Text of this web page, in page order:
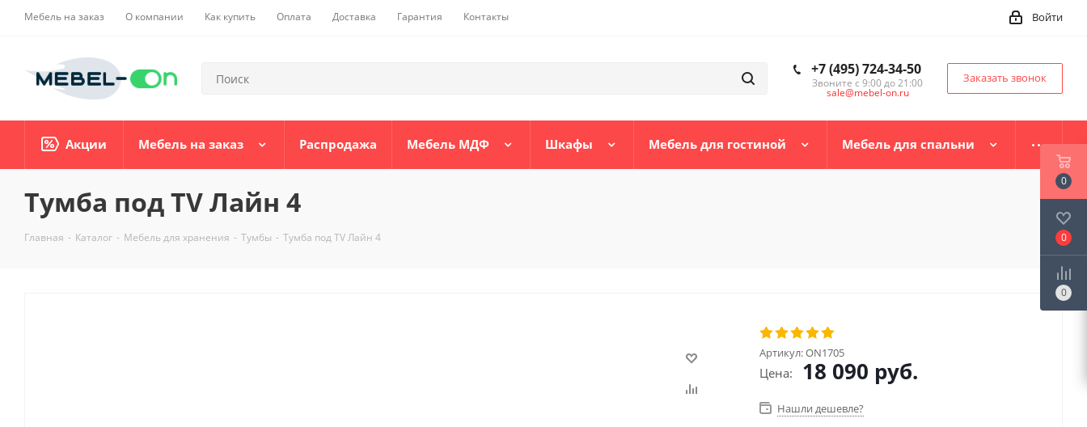
Мебель на заказ О компании Как купить Оплата Доставка Гарантия Контакты Войти
+7 (495) 724-34-50
Звоните с 9:00 до 21:00
sale@mebel-on.ru
Заказать звонок
Акции Мебель на заказ Распродажа Мебель МДФ Шкафы Мебель для гостиной Мебель для спальни
Тумба под ТV Лайн 4
Главная - Каталог - Мебель для хранения - Тумбы - Тумба под ТV Лайн 4
Артикул:ON1705
Цена: 18 090 руб.
Нашли дешевле?
0
0
0